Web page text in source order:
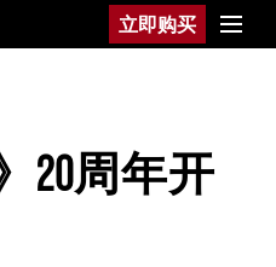
立即购买
20周年开